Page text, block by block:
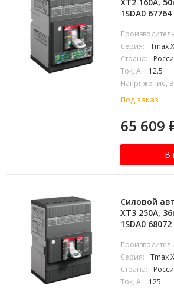
1SDA0 67764
Серия:
Tmax
Страна:
Ток, А:
12.5
Напряжение,
Под заказ
65 609
В
Силовой
XT3 250А,
1SDA0 68072
Серия:
Tmax
Страна:
Ток, А:
125